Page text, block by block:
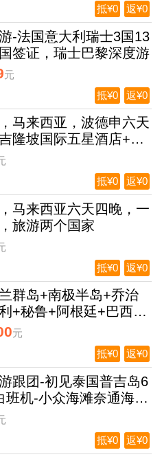
返¥0
抵¥0
-法国意大利瑞士3国13
签证，瑞士巴黎深度游
元
返¥0
抵¥0
马来西亚，波德申六天
隆坡国际五星酒店+波
酒店，一次出国旅游，
家
返¥0
抵¥0
马来西亚六天四晚，一
旅游两个国家
返¥0
抵¥0
群岛+南极半岛+乔治
+秘鲁+阿根廷+巴西25
元
返¥0
抵¥0
跟团-初见泰国普吉岛6
班机-小众海滩奈通海滩
，帝王岛大小PP
返¥0
抵¥0